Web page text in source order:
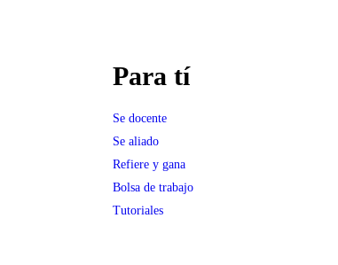
Para tí
Se docente
Se aliado
Refiere y gana
Bolsa de trabajo
Tutoriales